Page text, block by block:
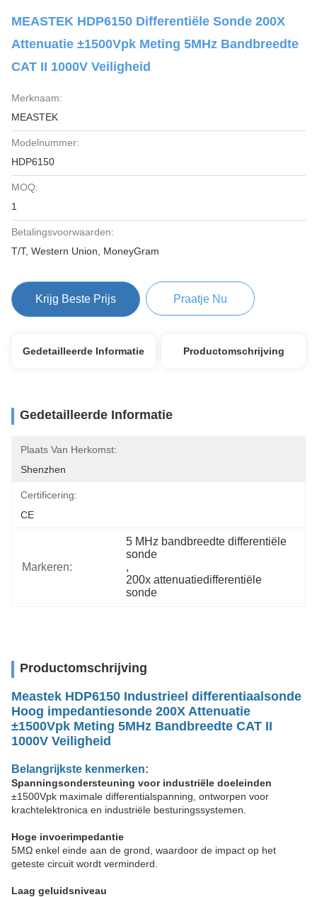
MEASTEK HDP6150 Differentiële Sonde 200X
Attenuatie ±1500Vpk Meting 5MHz Bandbreedte
CAT II 1000V Veiligheid
Merknaam:
MEASTEK
Modelnummer:
HDP6150
MOQ:
1
Betalingsvoorwaarden:
T/T, Western Union, MoneyGram
Krijg Beste Prijs Praatje Nu
Gedetailleerde Informatie Productomschrijving
Gedetailleerde Informatie
Plaats Van Herkomst:
Shenzhen
Certificering:
CE
Markeren:
5 MHz bandbreedte differentiële
sonde
,
200x attenuatiedifferentiële
sonde
Productomschrijving
Meastek HDP6150 Industrieel differentiaalsonde
Hoog impedantiesonde 200X Attenuatie
±1500Vpk Meting 5MHz Bandbreedte CAT II
1000V Veiligheid
Belangrijkste kenmerken:
Spanningsondersteuning voor industriële doeleinden
±1500Vpk maximale differentialspanning, ontworpen voor
krachtelektronica en industriële besturingssystemen.
Hoge invoerimpedantie
5MΩ enkel einde aan de grond, waardoor de impact op het
geteste circuit wordt verminderd.
Laag geluidsniveau